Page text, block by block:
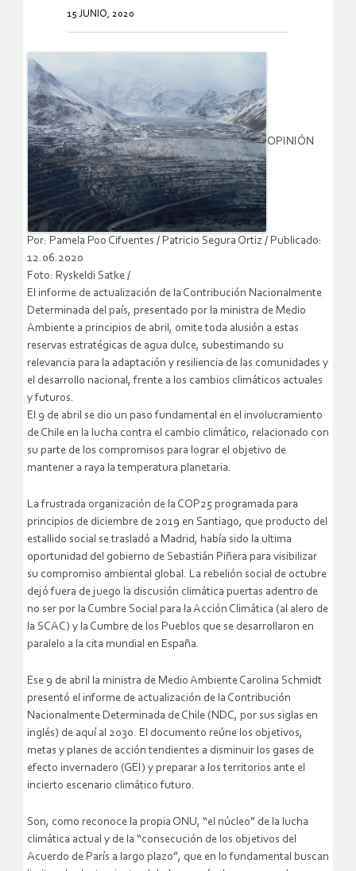
15 JUNIO, 2020
OPINIÓN
Por: Pamela Poo Cifuentes / Patricio Segura Ortiz / Publicado:
12.06.2020
Foto: Ryskeldi Satke /
El informe de actualización de la Contribución Nacionalmente
Determinada del país, presentado por la ministra de Medio
Ambiente a principios de abril, omite toda alusión a estas
reservas estratégicas de agua dulce, subestimando su
relevancia para la adaptación y resiliencia de las comunidades y
el desarrollo nacional, frente a los cambios climáticos actuales
y futuros.
El 9 de abril se dio un paso fundamental en el involucramiento
de Chile en la lucha contra el cambio climático, relacionado con
su parte de los compromisos para lograr el objetivo de
mantener a raya la temperatura planetaria.
La frustrada organización de la COP25 programada para
principios de diciembre de 2019 en Santiago, que producto del
estallido social se trasladó a Madrid, había sido la ultima
oportunidad del gobierno de Sebastián Piñera para visibilizar
su compromiso ambiental global. La rebelión social de octubre
dejó fuera de juego la discusión climática puertas adentro de
no ser por la Cumbre Social para la Acción Climática (al alero de
la SCAC) y la Cumbre de los Pueblos que se desarrollaron en
paralelo a la cita mundial en España.
Ese 9 de abril la ministra de Medio Ambiente Carolina Schmidt
presentó el informe de actualización de la Contribución
Nacionalmente Determinada de Chile (NDC, por sus siglas en
inglés) de aquí al 2030. El documento reúne los objetivos,
metas y planes de acción tendientes a disminuir los gases de
efecto invernadero (GEI) y preparar a los territorios ante el
incierto escenario climático futuro.
Son, como reconoce la propia ONU, “el núcleo” de la lucha
climática actual y de la “consecución de los objetivos del
Acuerdo de París a largo plazo”, que en lo fundamental buscan